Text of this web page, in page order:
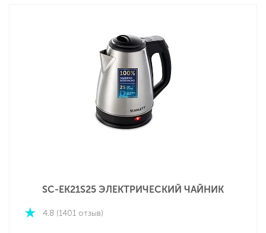
SC-EK21S25 ЭЛЕКТРИЧЕСКИЙ ЧАЙНИК
4.8 (1401 отзыв)